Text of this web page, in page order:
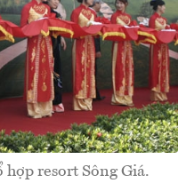
resort Sông Giá.